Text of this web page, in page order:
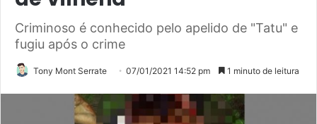
Criminoso é conhecido pelo apelido de "Tatu" e
fugiu após o crime
Tony Mont Serrate 07/01/2021 14:52 pm 1 minuto de leitura